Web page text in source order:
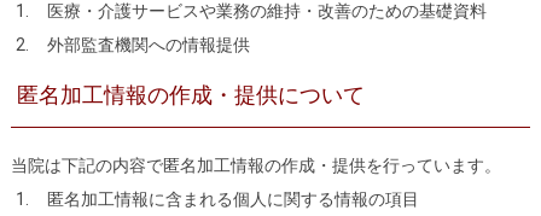
医療・介護サービスや業務の維持・改善のための基礎資料
外部監査機関への情報提供
匿名加工情報の作成・提供について
当院は下記の内容で匿名加工情報の作成・提供を行っています。
匿名加工情報に含まれる個人に関する情報の項目